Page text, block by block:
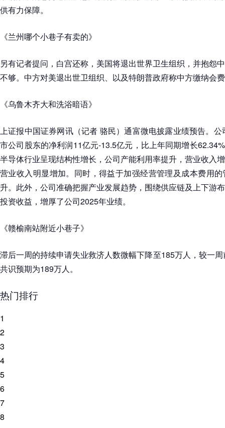
供有力保障。
《兰州哪个小巷子有卖的》
另有记者提问，白宫还称，美国将退出世界卫生组织，并抱怨
不够。中方对美退出世卫组织、以及特朗普政府称中方缴纳会
《乌鲁木齐大和洗浴暗语》
上证报中国证券网讯（记者 骆民）通富微电披露业绩预告。
市公司股东的净利润11亿元-13.5亿元，比上年同期增长
半导体行业呈现结构性增长，公司产能利用率提升，营业收入
营业收入明显增加。同时，得益于加强经营管理及成本费用
升。此外，公司准确把握产业发展趋势，围绕供应链及上下游
投资收益，增厚了公司2025年业绩。
《赣榆南站附近小巷子》
滞后一周的持续申请失业救济人数微幅下降至185万人，较一
共识预期为189万人。
热门排行
1
2
3
4
5
6
7
8